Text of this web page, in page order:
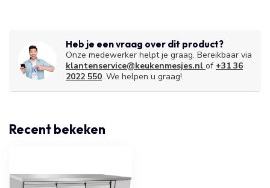
Heb je een vraag over dit product?
Onze medewerker helpt je graag. Bereikbaar via
klantenservice@keukenmesjes.nl of +31 36
2022 550. We helpen u graag!
Recent bekeken